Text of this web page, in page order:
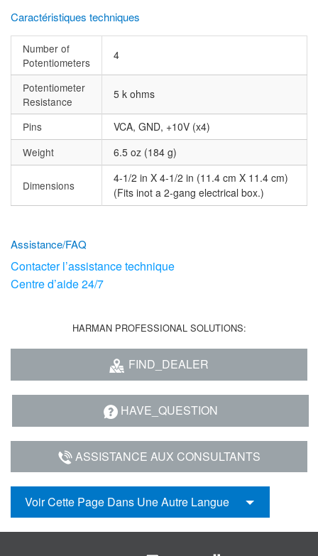
Caractéristiques techniques
Number of
Potentiometers
4
Potentiometer
Resistance
5 k ohms
Pins
VCA, GND, +10V (x4)
Weight
6.5 oz (184 g)
Dimensions
4-1/2 in X 4-1/2 in (11.4 cm X 11.4 cm)
(Fits inot a 2-gang electrical box.)
Assistance/FAQ
Contacter l’assistance technique
Centre d’aide 24/7
HARMAN PROFESSIONAL SOLUTIONS:
FIND_DEALER
HAVE_QUESTION
ASSISTANCE AUX CONSULTANTS
Voir Cette Page Dans Une Autre Langue